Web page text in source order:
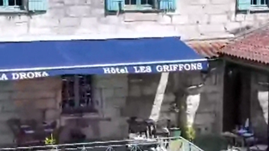
Site Officiel
Meilleur tarif garanti